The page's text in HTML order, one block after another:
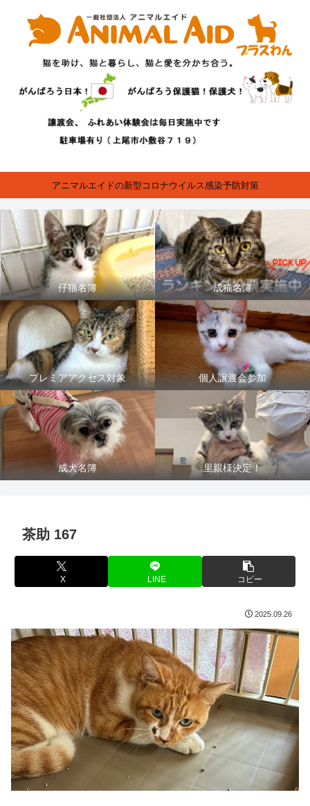
アニマルエイドの新型コロナウイルス感染予防対策
仔猫名簿 成猫名簿
プレミアアクセス対象 個人譲渡会参加
成犬名簿 里親様決定！
茶助 167
X LINE コピー
2025.09.26